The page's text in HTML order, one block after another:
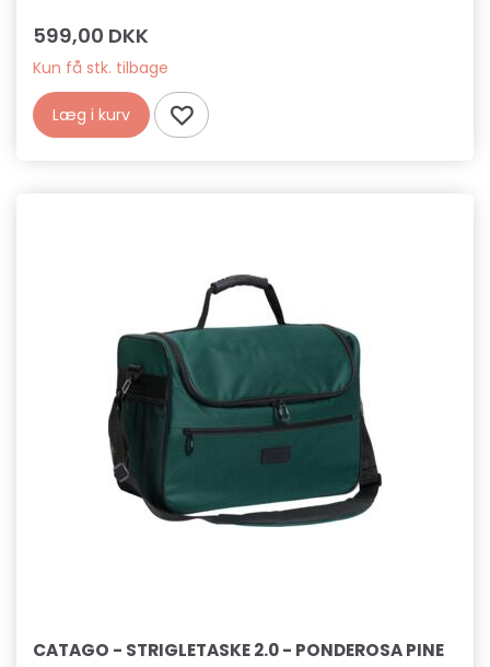
599,00 DKK
Kun få stk. tilbage
Læg i kurv
CATAGO - STRIGLETASKE 2.0 - PONDEROSA PINE